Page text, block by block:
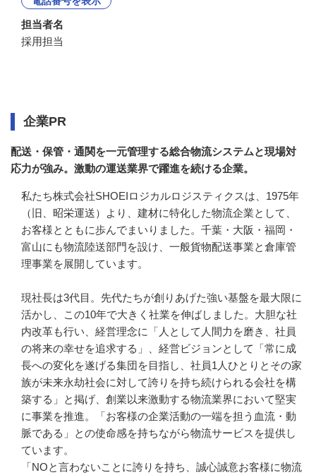
担当者名
採用担当
企業PR
配送・保管・通関を一元管理する総合物流システムと現場対
応力が強み。激動の運送業界で躍進を続ける企業。
私たち株式会社SHOEIロジカルロジスティクスは、1975年
（旧、昭栄運送）より、建材に特化した物流企業として、
お客様とともに歩んでまいりました。千葉・大阪・福岡・
富山にも物流陸送部門を設け、一般貨物配送事業と倉庫管
理事業を展開しています。
現社長は3代目。先代たちが創りあげた強い基盤を最大限に
活かし、この10年で大きく社業を伸ばしました。大胆な社
内改革も行い、経営理念に「人として人間力を磨き、社員
の将来の幸せを追求する」、経営ビジョンとして「常に成
長への変化を遂げる集団を目指し、社員1人ひとりとその家
族が未来永劫社会に対して誇りを持ち続けられる会社を構
築する」と掲げ、創業以来激動する物流業界において堅実
に事業を推進。「お客様の企業活動の一端を担う血流・動
脈である」との使命感を持ちながら物流サービスを提供し
ています。
「NOと言わないことに誇りを持ち、誠心誠意お客様に物流